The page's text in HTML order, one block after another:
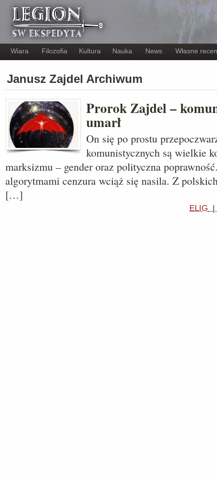
Wiara Filozofia Kultura Nauka News Własne
Janusz Zajdel Archiwum
Prorok Zajdel –
umarł
On się po prostu
komunistycznych są wielkie
marksizmu – gender oraz polityczna
algorytmami cenzura wciąż się nasila. Z
[…]
ELIG